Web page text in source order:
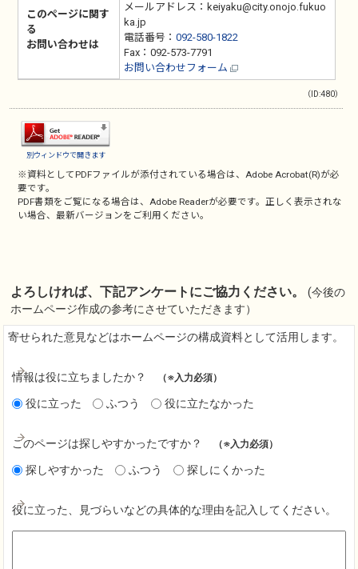
このページに関す
る
お問い合わせは
メールアドレス：keiyaku@city.onojo.fukuo
ka.jp
電話番号： 092-580-1822
Fax：092-573-7791
お問い合わせフォーム
（ID:480）
別ウィンドウで開きます
※資料としてPDFファイルが添付されている場合は、Adobe Acrobat(R)が必
要です。
PDF書類をご覧になる場合は、Adobe Readerが必要です。正しく表示されな
い場合、最新バージョンをご利用ください。